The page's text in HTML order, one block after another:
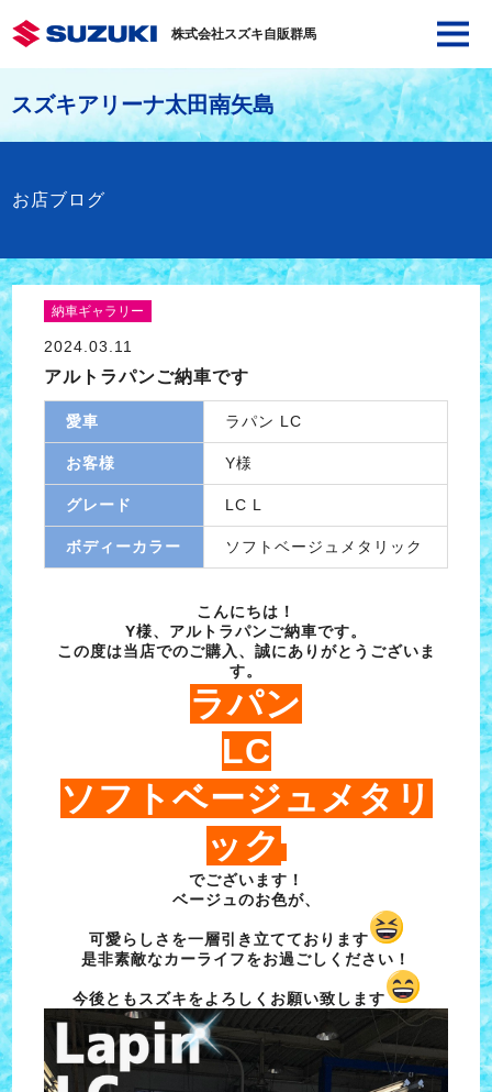
株式会社スズキ自販群馬
スズキアリーナ太田南矢島
お店ブログ
納車ギャラリー
2024.03.11
アルトラパンご納車です
愛車 ラパン LC
お客様 Y様
グレード LC L
ボディーカラー ソフトベージュメタリック
こんにちは！
Y様、アルトラパンご納車です。
この度は当店でのご購入、誠にありがとうございま
す。
ラパン
LC
ソフトベージュメタリ
ック
でございます！
ベージュのお色が、
可愛らしさを一層引き立てております
是非素敵なカーライフをお過ごしください！
今後ともスズキをよろしくお願い致します